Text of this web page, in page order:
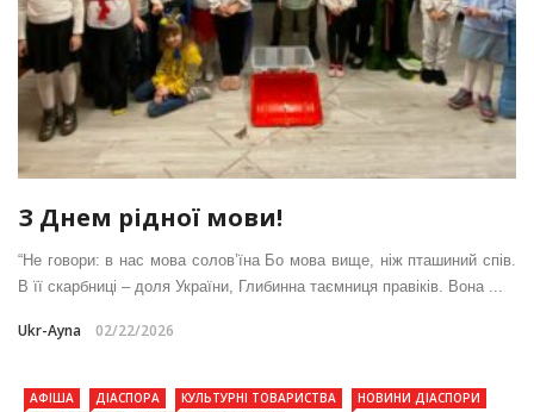
З Днем рідної мови!
“Не говори: в нас мова солов’їна Бо мова вище, ніж пташиний спів.
В її скарбниці – доля України, Глибинна таємниця правіків. Вона ...
Ukr-Ayna 02/22/2026
АФІША ДІАСПОРА КУЛЬТУРНІ ТОВАРИСТВА
НОВИНИ ДІАСПОРИ